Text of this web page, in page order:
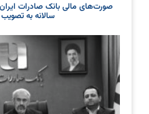
صورت‌های مالی بانک صادرات
سالانه به